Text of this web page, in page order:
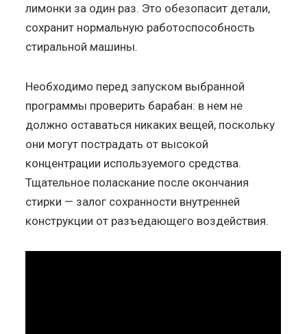
лимонки за один раз. Это обезопасит детали,
сохранит нормальную работоспособность
стиральной машины.
Необходимо перед запуском выбранной
программы проверить барабан: в нем не
должно оставаться никаких вещей, поскольку
они могут пострадать от высокой
концентрации используемого средства.
Тщательное поласкание после окончания
стирки — залог сохранности внутренней
конструкции от разъедающего воздействия.